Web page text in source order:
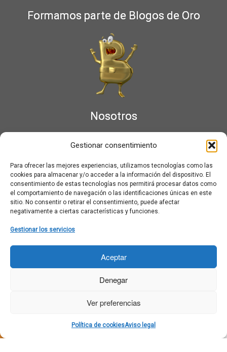
Gestionar consentimiento
Para ofrecer las mejores experiencias, utilizamos tecnologías como las
cookies para almacenar y/o acceder a la información del dispositivo. El
consentimiento de estas tecnologías nos permitirá procesar datos como
el comportamiento de navegación o las identificaciones únicas en este
sitio. No consentir o retirar el consentimiento, puede afectar
negativamente a ciertas características y funciones.
Gestionar los servicios
Aceptar
Denegar
Ver preferencias
Política de cookiesAviso legal
Formamos parte de Blogos de Oro
Nosotros
Aviso legal
Más información sobre las cookies
Noticias al correo
Política de cookies
Política de cookies (UE)
Política de privacidad
Ponte en contacto con nosotros
Buscar:
Diseñado con elTema Customizr